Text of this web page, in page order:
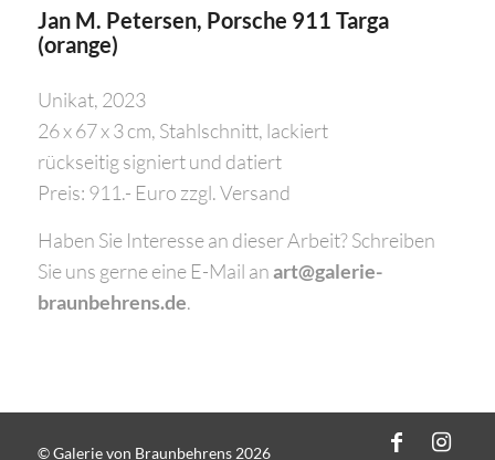
Jan M. Petersen, Porsche 911 Targa
(orange)
Unikat, 2023
26 x 67 x 3 cm, Stahlschnitt, lackiert
rückseitig signiert und datiert
Preis: 911.- Euro zzgl. Versand
Haben Sie Interesse an dieser Arbeit? Schreiben
Sie uns gerne eine E-Mail anart@galerie-
braunbehrens.de.
© Galerie von Braunbehrens 2026